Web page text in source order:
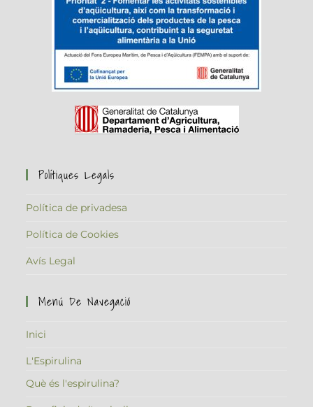
Polítiques Legals
Política de privadesa
Política de Cookies
Avís Legal
Menú De Navegació
Inici
L'Espirulina
Què és l'espirulina?